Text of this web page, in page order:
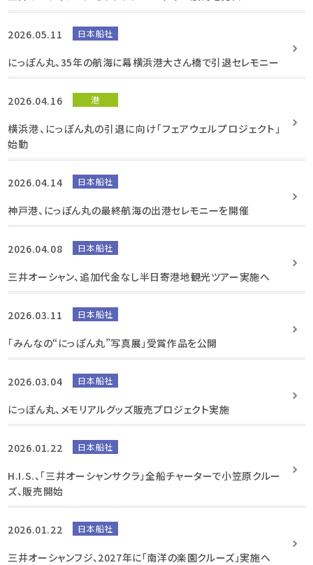
2026.05.11 日本船社
にっぽん丸、35年の航海に幕横浜港大さん橋で引退セレモニー
2026.04.16 港
横浜港、にっぽん丸の引退に向け「フェアウェルプロジェクト」
始動
2026.04.14 日本船社
神戸港、にっぽん丸の最終航海の出港セレモニーを開催
2026.04.08 日本船社
三井オーシャン、追加代金なし半日寄港地観光ツアー実施へ
2026.03.11 日本船社
「みんなの“にっぽん丸”写真展」受賞作品を公開
2026.03.04 日本船社
にっぽん丸、メモリアルグッズ販売プロジェクト実施
2026.01.22 日本船社
H.I.S.、「三井オーシャンサクラ」全船チャーターで小笠原クルー
ズ、販売開始
2026.01.22 日本船社
三井オーシャンフジ、2027年に「南洋の楽園クルーズ」実施へ